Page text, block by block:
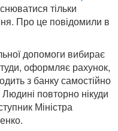
тільки
Про це повідомили в
допомоги вибирає
туди, оформляє рахунок,
з банку самостійно
повторно нікуди
Міністра